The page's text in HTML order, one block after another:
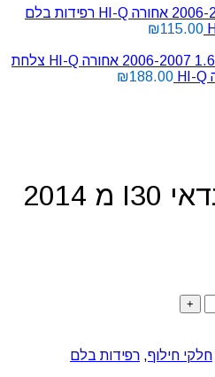
רפידות בלם
₪115.00
צלחת
₪188.00
רפידות בלם יונדאי I30 מ 2014
חלקי חילוף, רפידות בלם